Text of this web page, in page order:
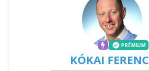
PRÉMIUM
KÓKAI FERENC